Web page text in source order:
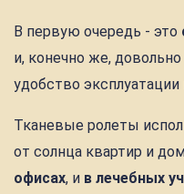
В первую очередь - это
и, конечно же,
удобство эксплуатации
Тканевые ролеты
от солнца квартир и
офисах, и в лечебных